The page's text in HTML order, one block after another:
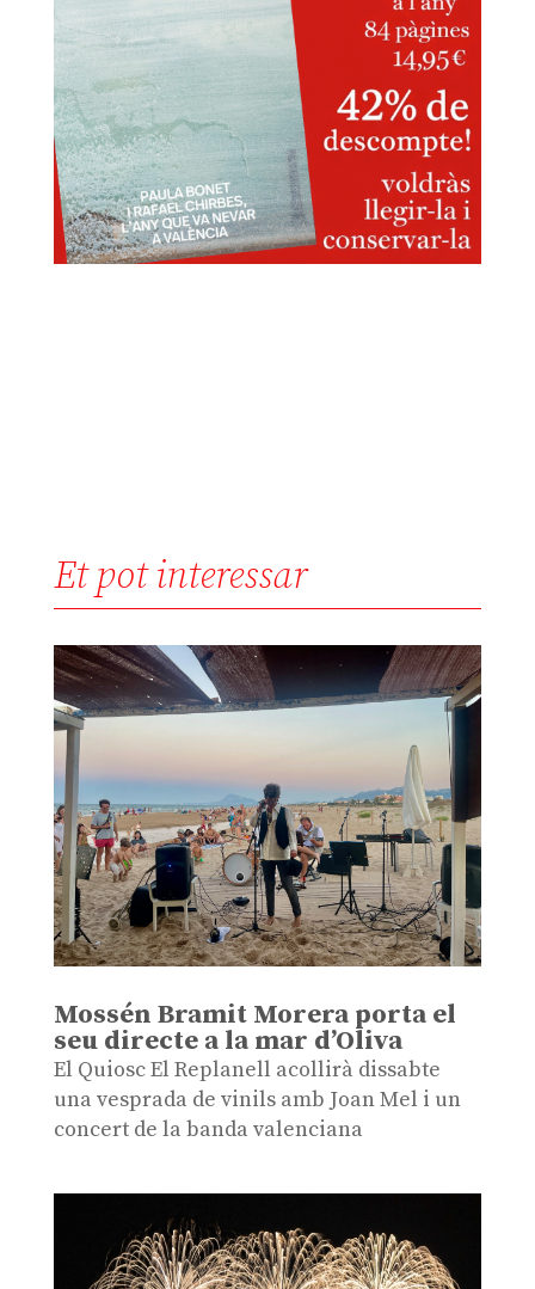
Et pot interessar
Mossén Bramit Morera porta el
seu directe a la mar d’Oliva
El Quiosc El Replanell acollirà dissabte
una vesprada de vinils amb Joan Mel i un
concert de la banda valenciana